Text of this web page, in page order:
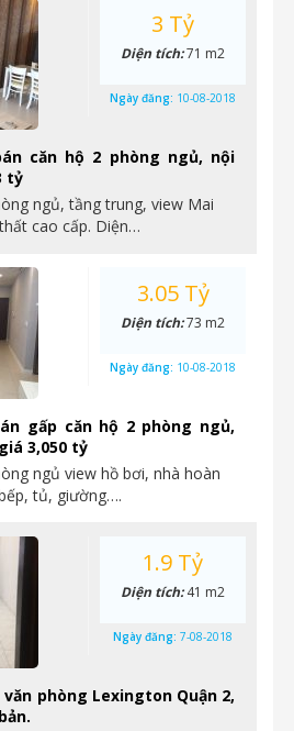
căn hộ 2 phòng ngủ, nội
tỷ
ngủ, tầng trung, view Mai
cao cấp. Diện…
3 Tỷ
Diện tích:71 m2
Ngày đăng: 10-08-2018
gấp căn hộ 2 phòng ngủ,
3,050 tỷ
ngủ view hồ bơi, nhà hoàn
tủ, giường….
3.05 Tỷ
Diện tích:73 m2
Ngày đăng: 10-08-2018
phòng Lexington Quận 2,
1.9 Tỷ
Diện tích:41 m2
Ngày đăng: 7-08-2018